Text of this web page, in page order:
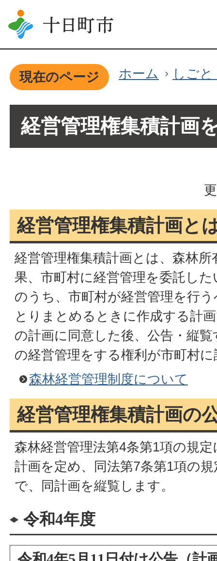
現在のページ ホーム しご
経営管理権集積計画
経営管理権集積計画と
経営管理権集積計画とは、森林
果、市町村に経営管理を委託し
のうち、市町村が経営管理を行
とりまとめるときに作成する計
の計画に同意した後、公告・縦
の経営管理をする権利が市町村
森林経営管理制度について
経営管理権集積計画の
森林経営管理法第4条第1項の規
計画を定め、同法第7条第1項の
で、同計画を縦覧します。
令和4年度